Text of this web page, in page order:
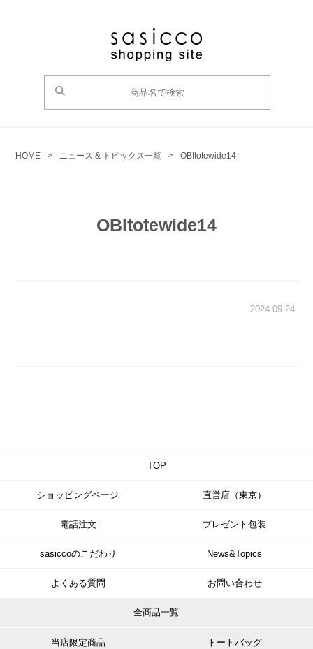
HOME > ニュース & トピックス一覧 > OBItotewide14
OBItotewide14
2024.09.24
TOP
ショッピングページ 直営店（東京）
電話注文 プレゼント包装
sasiccoのこだわり News&Topics
よくある質問 お問い合わせ
全商品一覧
当店限定商品 トートバッグ